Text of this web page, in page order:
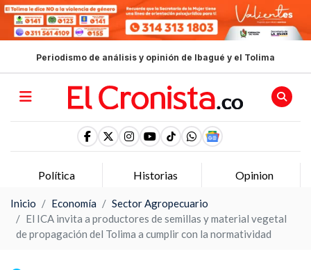
Periodismo de análisis y opinión de Ibagué y el Tolima
Política Historias Opinion
Inicio Economía
Sector Agropecuario
El ICA invita a productores de semillas y material vegetal
de propagación del Tolima a cumplir con la normatividad